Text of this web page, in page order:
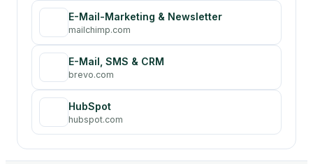
E-Mail-Marketing & Newsletter
mailchimp.com
E-Mail, SMS & CRM
brevo.com
HubSpot
hubspot.com